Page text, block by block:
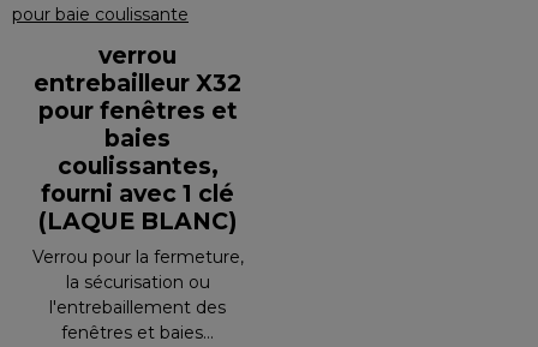
verrou
entrebailleur X32
pour fenêtres et
baies
coulissantes,
fourni avec 1 clé
(LAQUE BLANC)
Verrou pour la fermeture,
la sécurisation ou
l'entrebaillement des
fenêtres et baies...